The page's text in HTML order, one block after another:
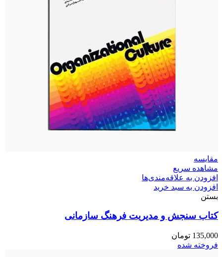
مقایسه
مشاهده سریع
افزودن به علاقه‌مندی‌ها
افزودن به سبد خرید
بستن
کتاب سنجش و مدیریت فرهنگ سازمانی
135,000 تومان
فروخته شده